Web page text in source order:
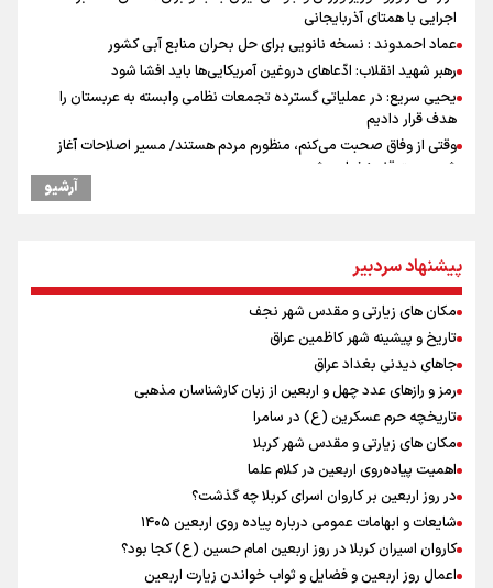
اجرایی با همتای آذربایجانی
عماد احمدوند : نسخه نانویی برای حل بحران منابع آبی کشور
رهبر شهید انقلاب: ادّعاهای دروغین آمریکایی‌ها باید افشا شود
یحیی سریع: در عملیاتی گسترده تجمعات نظامی وابسته به عربستان را
هدف قرار دادیم
وقتی از وفاق صحبت می‌کنم، منظورم مردم هستند/ مسیر اصلاحات آغاز
شده و متوقف نخواهد شد
استاندار خوزستان: دو میلیون و ۱۷۰ هزار تردد در مرزهای شلمچه و چذابه
جابجایی مرکز ثقل اقتصاد جهان انجام شد/ فرصت طلایی برای اقتصاد
ایران +نمودار
امیررضا غلامی، ملی پوش تکواندو : تمرکزم روی مسابقات پاکستان است نه
بازی های آسیایی
کانادا دو مظنون تیراندازی در نزدیکی کنسولگری آمریکا را بازداشت کرد
رادین زینالی، ملی پوش تکواندو : قدم به قدم تلاش می کنم تا به طلای
المپیک برسم
اردوی تیم ملی تکواندو
در ادامه سیاست جوان‌گرایی در پرسپولیس؛ ستاره‌های امید به بزرگسالان
اضافه شدند
نصیری: امیدوارم با خوشرنگ‌ترین مدال‌ها به ایران برگردیم/ حضور شهاب
حسینی در اردو به تیم انگیزه می‌دهد/ امیدوارم پرسپولیس فصل موفقی
داشته باشد
آرشیو
پیشنهاد سردبیر
مکان های زیارتی و مقدس شهر نجف
تاریخ و پیشینه شهر کاظمین عراق
جاهای دیدنی بغداد عراق
رمز و رازهای عدد چهل و اربعین از زبان کارشناسان مذهبی
تاریخچه حرم عسکرین (ع) در سامرا
مکان های زیارتی و مقدس شهر کربلا
اهمیت پیاده‌روی اربعین در کلام علما
در روز اربعین بر کاروان اسرای کربلا چه گذشت؟
شایعات و ابهامات عمومی درباره پیاده روی اربعین ۱۴۰۵
کاروان اسیران کربلا در روز اربعین امام حسین (ع) کجا بود؟
اعمال روز اربعین و فضایل و ثواب خواندن زیارت اربعین